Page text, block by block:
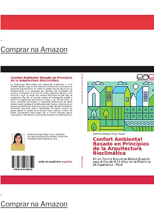
.
Comprar na Amazon
.
Comprar na Amazon